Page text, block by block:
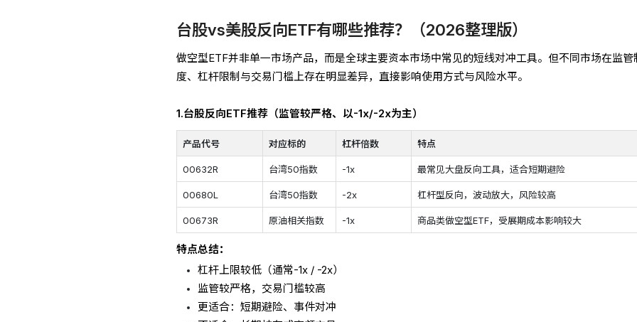
台股vs美股反向ETF有哪些推荐？（2026整理版）
做空型ETF并非单一市场产品，而是全球主要资本市场中常见的短线对冲工具。但不同市场在监管
度、杠杆限制与交易门槛上存在明显差异，直接影响使用方式与风险水平。
1.台股反向ETF推荐（监管较严格、以-1x/-2x为主）
产品代号 对应标的 杠杆倍数 特点
00632R 台湾50指数 -1x 最常见大盘反向工具，适合短期避险
00680L 台湾50指数 -2x 杠杆型反向，波动放大，风险较高
00673R 原油相关指数 -1x 商品类做空型ETF，受展期成本影响较大
特点总结：
杠杆上限较低（通常-1x / -2x）
监管较严格，交易门槛较高
更适合：短期避险、事件对冲